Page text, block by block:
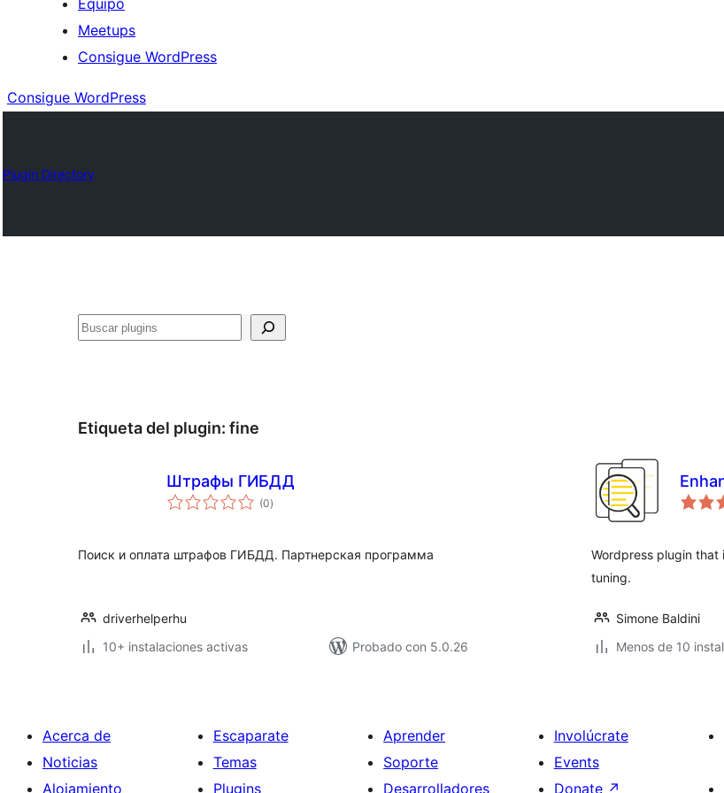
Equipo
Meetups
Consigue WordPress
Consigue WordPress
Plugin Directory
Buscar
Etiqueta del plugin: fine
Штрафы ГИБДД
(0total
de
)
Поиск и оплата штрафов ГИБДД. Партнерская программа
driverhelperhu
10+ instalaciones activas
Probado con 5.0.26
Wordpress plugin
tuning.
Simone Baldini
Menos de 10
Acerca de
Noticias
Alojamiento
Escaparate
Temas
Plugins
Aprender
Soporte
Desarrolladores
Involúcrate
Events
Donate ↗